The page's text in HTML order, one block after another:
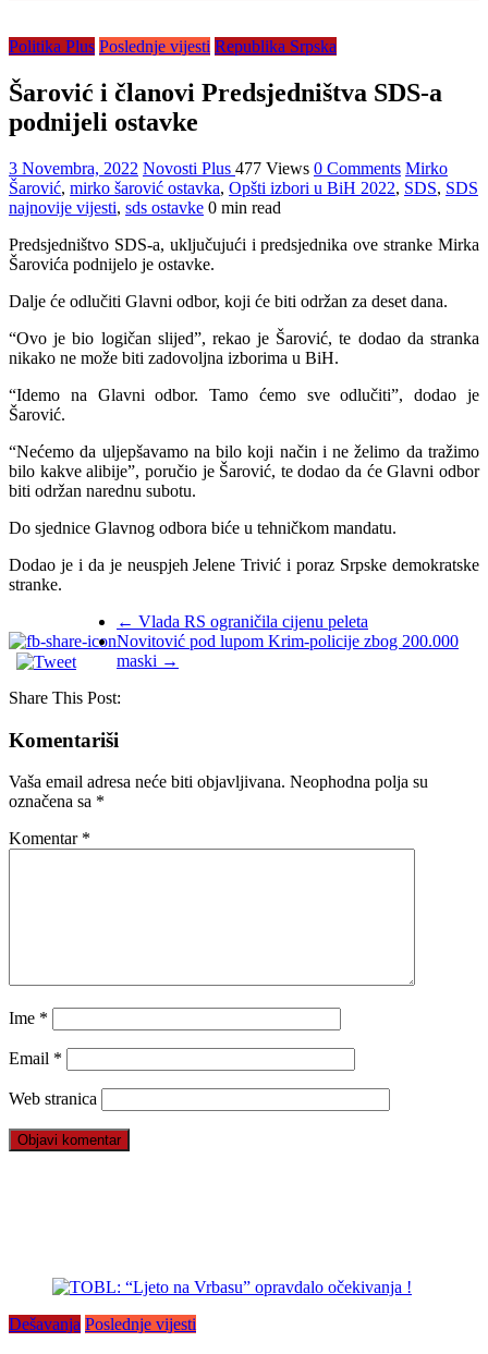
Politika Plus Poslednje vijesti Republika Srpska
Šarović i članovi Predsjedništva SDS-a
podnijeli ostavke
3 Novembra, 2022 Novosti Plus 477 Views 0 Comments Mirko
Šarović, mirko šarović ostavka, Opšti izbori u BiH 2022, SDS, SDS
najnovije vijesti, sds ostavke 0 min read
Predsjedništvo SDS-a, uključujući i predsjednika ove stranke Mirka
Šarovića podnijelo je ostavke.
Dalje će odlučiti Glavni odbor, koji će biti održan za deset dana.
“Ovo je bio logičan slijed”, rekao je Šarović, te dodao da stranka
nikako ne može biti zadovoljna izborima u BiH.
“Idemo na Glavni odbor. Tamo ćemo sve odlučiti”, dodao je
Šarović.
“Nećemo da uljepšavamo na bilo koji način i ne želimo da tražimo
bilo kakve alibije”, poručio je Šarović, te dodao da će Glavni odbor
biti održan narednu subotu.
Do sjednice Glavnog odbora biće u tehničkom mandatu.
Dodao je i da je neuspjeh Jelene Trivić i poraz Srpske demokratske
stranke.
← Vlada RS ograničila cijenu peleta
Novitović pod lupom Krim-policije zbog 200.000
maski →
Share This Post:
Komentariši
Vaša email adresa neće biti objavljivana. Neophodna polja su
označena sa *
Komentar *
Ime *
Email *
Web stranica
Dešavanja Poslednje vijesti